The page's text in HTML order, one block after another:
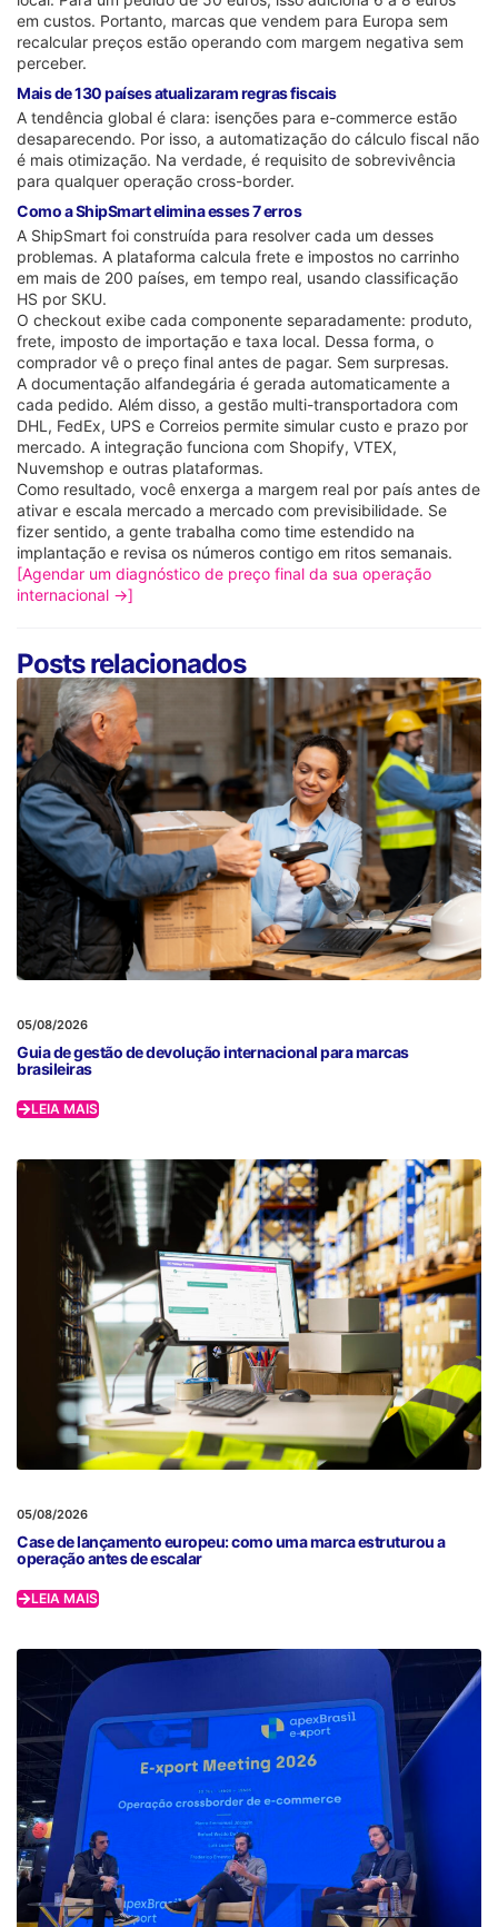
em custos. Portanto, marcas que vendem para Europa sem
recalcular preços estão operando com margem negativa sem
perceber.
Mais de 130 países atualizaram regras fiscais
A tendência global é clara: isenções para e-commerce estão
desaparecendo. Por isso, a automatização do cálculo fiscal não
é mais otimização. Na verdade, é requisito de sobrevivência
para qualquer operação cross-border.
Como a ShipSmart elimina esses 7 erros
A ShipSmart foi construída para resolver cada um desses
problemas. A plataforma calcula frete e impostos no carrinho
em mais de 200 países, em tempo real, usando classificação
HS por SKU.
O checkout exibe cada componente separadamente: produto,
frete, imposto de importação e taxa local. Dessa forma, o
comprador vê o preço final antes de pagar. Sem surpresas.
A documentação alfandegária é gerada automaticamente a
cada pedido. Além disso, a gestão multi-transportadora com
DHL, FedEx, UPS e Correios permite simular custo e prazo por
mercado. A integração funciona com Shopify, VTEX,
Nuvemshop e outras plataformas.
Como resultado, você enxerga a margem real por país antes de
ativar e escala mercado a mercado com previsibilidade. Se
fizer sentido, a gente trabalha como time estendido na
implantação e revisa os números contigo em ritos semanais.
[Agendar um diagnóstico de preço final da sua operação
internacional →]
Posts relacionados
05/08/2026
Guia de gestão de devolução internacional para marcas
brasileiras
LEIA MAIS
05/08/2026
Case de lançamento europeu: como uma marca estruturou a
operação antes de escalar
LEIA MAIS